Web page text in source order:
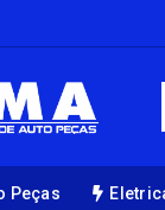
Peças